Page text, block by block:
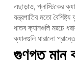
এছাড়াও, প্লাস্টিকের
যন্ত্রপাতির মতো
ধাতব ক্যানগুলি মরচে
ক্যানগুলি ধারালো
গুণগত মান